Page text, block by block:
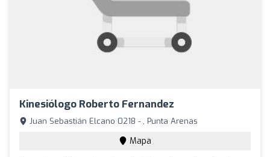
Kinesiólogo Roberto Fernandez
Juan Sebastián Elcano 0218 - , Punta Arenas
Mapa